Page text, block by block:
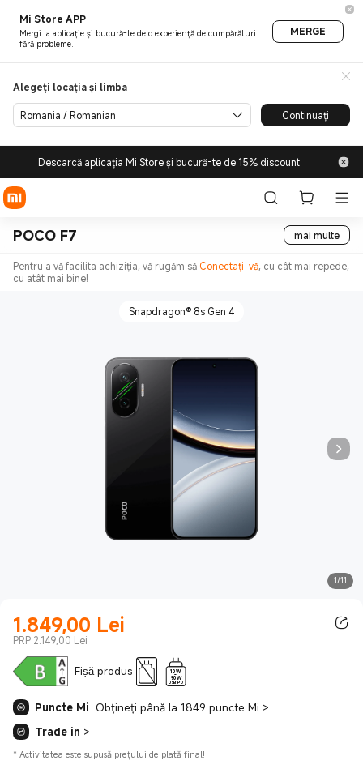
Mi Store APP
Mergi la aplicație și bucură-te de o experiență de cumpărături
fără probleme.
MERGE
Alegeți locația și limba
Romania / Romanian Continuați
Descarcă aplicația Mi Store și bucură-te de 15% discount
POCO F7 mai multe
Pentru a vă facilita achiziția, vă rugăm să Conectați-vă, cu cât mai repede,
cu atât mai bine!
1/11
Snapdragon® 8s Gen 4
1.849,00 Lei
Current Price Lei1849.00
PRP 2.149,00 Lei
Fișă produs 10W
-
90W
USB PD
Puncte Mi Obțineți până la 1849 puncte Mi >
Trade in >
* Activitatea este supusă prețului de plată final!